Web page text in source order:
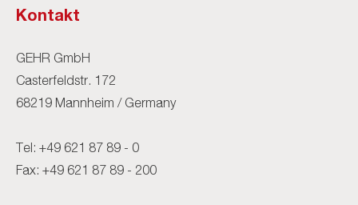
Kontakt
GEHR GmbH
Casterfeldstr. 172
68219 Mannheim / Germany
Tel: +49 621 87 89 - 0
Fax: +49 621 87 89 - 200